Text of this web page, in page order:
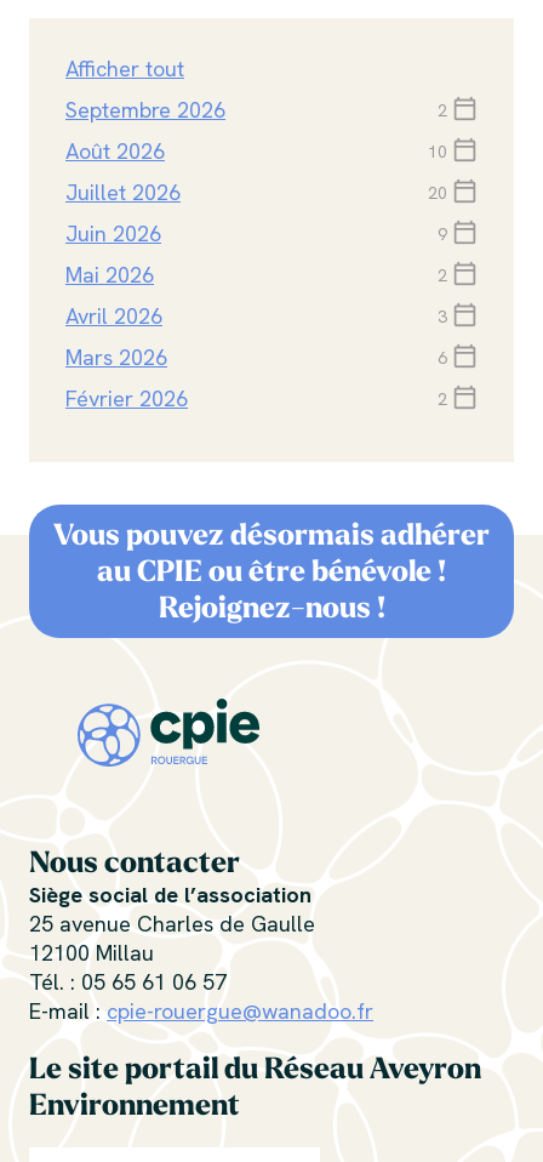
Afficher tout
Septembre 2026
2 calendar_today
Août 2026 10 calendar_today
Juillet 2026 20 calendar_today
Juin 2026 9 calendar_today
Mai 2026 2 calendar_today
Avril 2026 3 calendar_today
Mars 2026 6 calendar_today
Février 2026 2 calendar_today
Vous pouvez désormais adhérer
au CPIE ou être bénévole !
Rejoignez-nous !
Nous contacter
Siège social de l’association
25 avenue Charles de Gaulle
12100 Millau
Tél. : 05 65 61 06 57
E-mail : cpie-rouergue@wanadoo.fr
Le site portail du Réseau Aveyron
Environnement